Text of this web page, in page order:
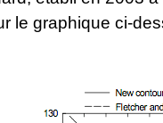
le graphique ci-